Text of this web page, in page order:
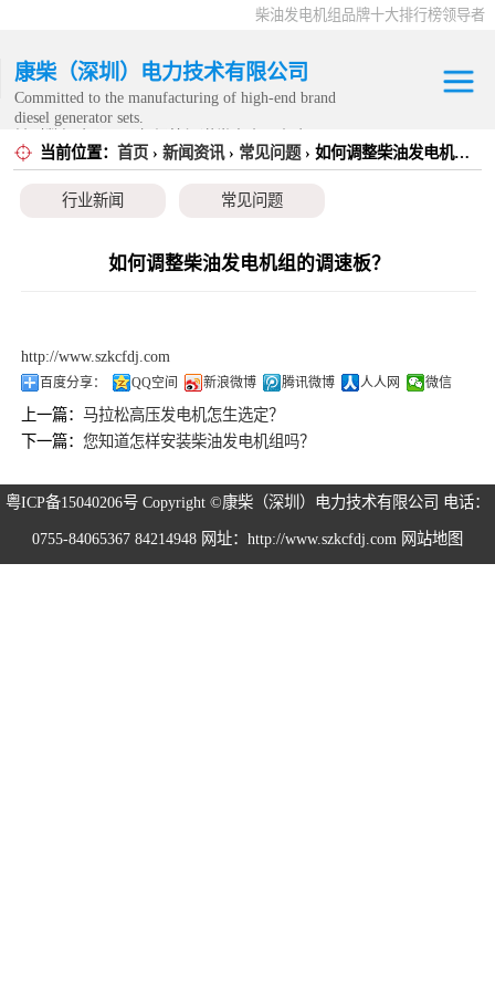
柴油发电机组品牌十大排行榜领导者
康柴（深圳）电力技术有限公司
Committed to the manufacturing of high-end brand
diesel generator sets.
务范围内。
当前位置： 首页 › 新闻资讯› 常见问题 › 如何调整柴油发电机组的调速板？
行业新闻 常见问题
如何调整柴油发电机组的调速板？
http://www.szkcfdj.com
百度分享： QQ空间 新浪微博 腾讯微博 人人网 微信
上一篇：马拉松高压发电机怎生选定？
下一篇：您知道怎样安装柴油发电机组吗？
粤ICP备15040206号 Copyright ©康柴（深圳）电力技术有限公司 电话：
0755-84065367 84214948 网址：http://www.szkcfdj.com 网站地图
康明斯发电机组
静音发电机组
移动发电机组
发电机租赁
CPG原厂整机